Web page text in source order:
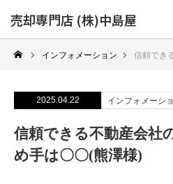
売却専門店 (株)中島屋
インフォメーション 信頼できる不
2025.04.22 インフォメーシ
信頼できる不動産会社
め手は〇〇(熊澤様)